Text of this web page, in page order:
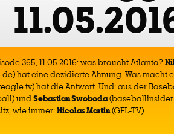
365, 11.05.2016: was braucht Atlanta?
hat eine dezidierte Ahnung. Was macht
hat die Antwort. Und: aus der
undSebastian Swoboda
wie immer:Nicolas Martin(GFL-TV).